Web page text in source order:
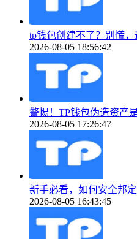
tp钱包创建不了？别慌
2026-08-05 18:56:42
警惕！TP钱包伪造资产
2026-08-05 17:26:47
新手必看，如何安全邦
2026-08-05 16:43:45